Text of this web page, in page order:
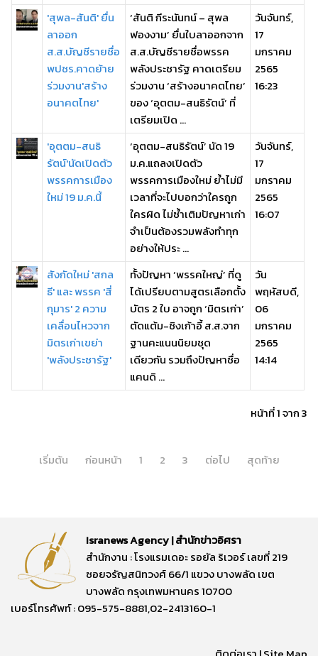
'สุพล-สันติ' ยื่น
ลาออก
ส.ส.บัญชีรายชื่อ
พปชร.คาดย้าย
ร่วมงาน'สร้าง
อนาคตไทย'
‘สันติ กีระนันทน์ – สุพล
ฟองงาม’ ยื่นใบลาออกจาก
ส.ส.บัญชีรายชื่อพรรค
พลังประชารัฐ คาดเตรียม
ร่วมงาน ‘สร้างอนาคตไทย’
ของ ‘อุตตม-สนธิรัตน์’ ที่
เตรียมเปิด ...
วันจันทร์,
17
มกราคม
2565
16:23
'อุตตม-สนธิ
รัตน์'นัดเปิดตัว
พรรคการเมือง
ใหม่ 19 ม.ค.นี้
‘อุตตม-สนธิรัตน์’ นัด 19
ม.ค.แถลงเปิดตัว
พรรคการเมืองใหม่ ย้ำไม่มี
เวลาที่จะไปบอกว่าใครถูก
ใครผิด ไม่ซ้ำเติมปัญหาเก่า
จำเป็นต้องรวมพลังทำทุก
อย่างให้ประ ...
วันจันทร์,
17
มกราคม
2565
16:07
สังกัดใหม่ 'สกล
ธี' และ พรรค 'สี่
กุมาร' 2 ความ
เคลื่อนไหวจาก
มิตรเก่าเขย่า
'พลังประชารัฐ'
ทั้งปัญหา ‘พรรคใหญ่’ ที่ดู
ได้เปรียบตามสูตรเลือกตั้ง
บัตร 2 ใบ อาจถูก ‘มิตรเก่า’
ตัดแต้ม-ชิงเก้าอี้ ส.ส.จาก
ฐานคะแนนนิยมชุด
เดียวกัน รวมถึงปัญหาชื่อ
แคนดิ ...
วัน
พฤหัสบดี,
06
มกราคม
2565
14:14
หน้าที่ 1 จาก 3
เริ่มต้น ก่อนหน้า 1 2 3 ต่อไป สุดท้าย
Isranews Agency | สำนักข่าวอิศรา
สำนักงาน : โรงแรมเดอะ รอยัล ริเวอร์ เลขที่ 219
ซอยจรัญสนิทวงศ์ 66/1 แขวง บางพลัด เขต
บางพลัด กรุงเทพมหานคร 10700
เบอร์โทรศัพท์ : 095-575-8881,02-2413160-1